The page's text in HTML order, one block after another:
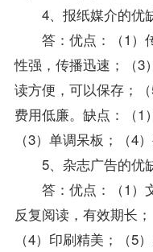
4、报纸媒介的优缺
答：优点：（1）
性强，传播迅速；（3
读方便，可以保存；
费用低廉。缺点：（1
（3）单调呆板；（4
5、杂志广告的优缺
答：优点：（1）文
反复阅读，有效期长
（4）印刷精美；（5